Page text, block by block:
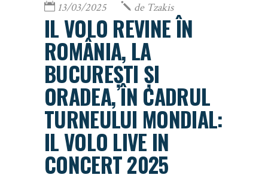
13/03/2025 de Tzakis
IL VOLO REVINE ÎN
ROMÂNIA, LA
BUCUREȘTI ȘI
ORADEA, ÎN CADRUL
TURNEULUI MONDIAL:
IL VOLO LIVE IN
CONCERT 2025